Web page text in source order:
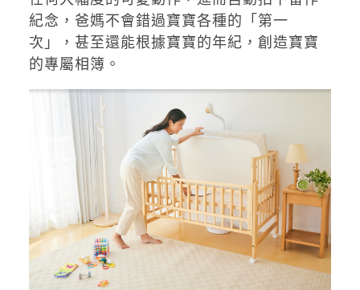
紀念，爸媽不會錯過寶寶各種的「第一
次」，甚至還能根據寶寶的年紀，創造寶寶
的專屬相簿。